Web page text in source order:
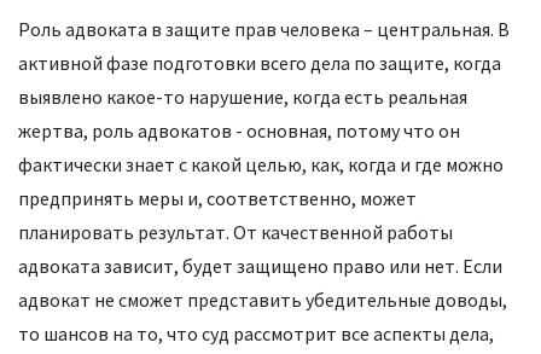
Роль адвоката в защите прав человека – центральная. В
активной фазе подготовки всего дела по защите, когда
выявлено какое-то нарушение, когда есть реальная
жертва, роль адвокатов - основная, потому что он
фактически знает с какой целью, как, когда и где можно
предпринять меры и, соответственно, может
планировать результат. От качественной работы
адвоката зависит, будет защищено право или нет. Если
адвокат не сможет представить убедительные доводы,
то шансов на то, что суд рассмотрит все аспекты дела,